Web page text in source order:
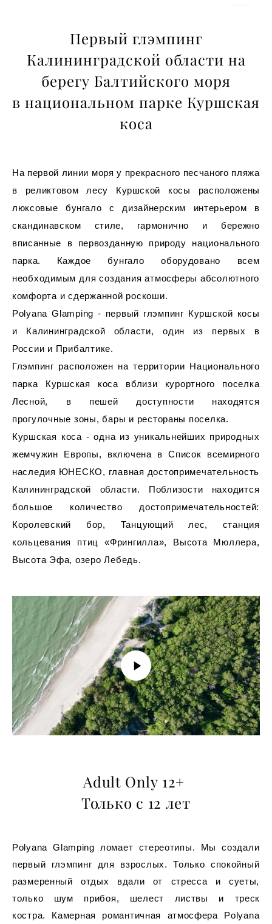
Первый глэмпинг
Калининградской области на
берегу Балтийского моря
в национальном парке Куршская
коса
На первой линии моря у прекрасного песчаного пляжа
в реликтовом лесу Куршской косы расположены
люксовые бунгало с дизайнерским интерьером в
скандинавском стиле, гармонично и бережно
вписанные в первозданную природу национального
парка.
Каждое бунгало оборудовано всем
необходимым для создания атмосферы абсолютного
комфорта и сдержанной роскоши.
Polyana Glamping - первый глэмпинг Куршской косы
и Калининградской области, один из первых в
России и Прибалтике.
Глэмпинг расположен на территории Национального
парка Куршская коса вблизи курортного поселка
Лесной, в пешей доступности находятся
прогулочные зоны, бары и рестораны поселка.
Куршская коса - одна из уникальнейших природных
жемчужин Европы, включена в Список всемирного
наследия ЮНЕСКО, главная достопримечательность
Калининградской области. Поблизости находится
большое количество достопримечательностей:
Королевский бор, Танцующий лес, станция
кольцевания птиц «Фрингилла», Высота Мюллера,
Высота Эфа, озеро Лебедь.
Adult Only 12+
Только с 12 лет
Polyana Glamping ломает стереотипы. Мы создали
первый глэмпинг для взрослых. Только спокойный
размеренный отдых вдали от стресса и суеты,
только шум прибоя, шелест листвы и треск
костра. Камерная романтичная атмосфера Polyana